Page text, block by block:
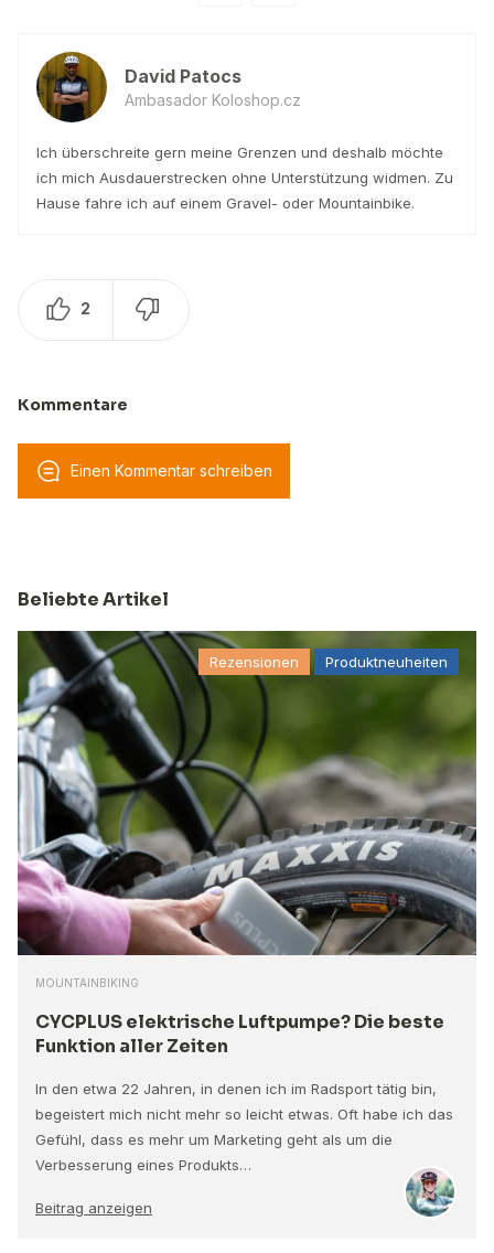
David Patocs
Ambasador Koloshop.cz
Ich überschreite gern meine Grenzen und deshalb möchte
ich mich Ausdauerstrecken ohne Unterstützung widmen. Zu
Hause fahre ich auf einem Gravel- oder Mountainbike.
2
Kommentare
Einen Kommentar schreiben
Beliebte Artikel
Rezensionen Produktneuheiten
MOUNTAINBIKING
CYCPLUS elektrische Luftpumpe? Die beste
Funktion aller Zeiten
In den etwa 22 Jahren, in denen ich im Radsport tätig bin,
begeistert mich nicht mehr so leicht etwas. Oft habe ich das
Gefühl, dass es mehr um Marketing geht als um die
Verbesserung eines Produkts…
Beitrag anzeigen